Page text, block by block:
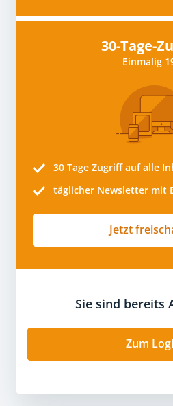
30-Tage-
Einmalig
30 Tage Zugriff auf alle
täglicher Newsletter mit
Jetzt
Sie sind bereits
Zum